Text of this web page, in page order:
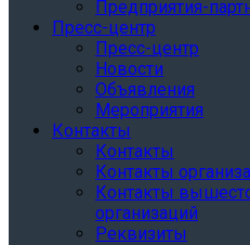
Предприятия-
Пресс-центр
Пресс-центр
Новости
Объявления
Мероприятия
Контакты
Контакты
Контакты
Контакты
организаций
Реквизиты